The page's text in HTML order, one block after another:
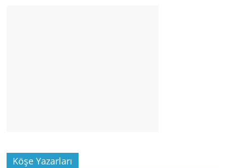
Köşe Yazarları